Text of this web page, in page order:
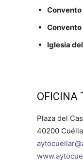
Convento
Convento
Iglesia
OFICINA
Plaza del
40200